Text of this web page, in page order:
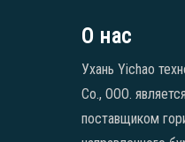
О нас
Ухань Yichao
Co., ООО.
поставщиком